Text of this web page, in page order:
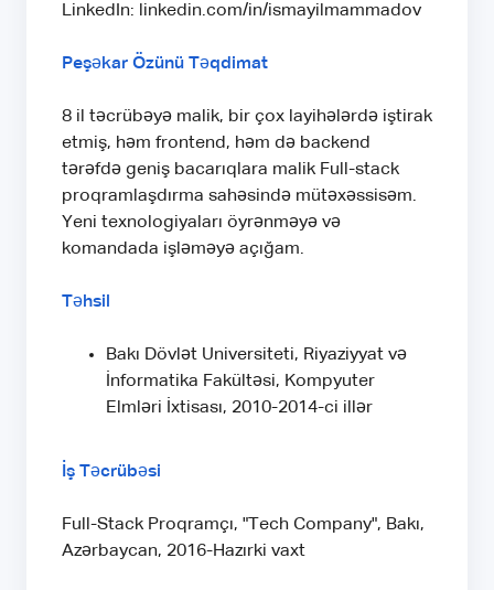
LinkedIn: linkedin.com/in/ismayilmammadov
Peşəkar Özünü Təqdimat
8 il təcrübəyə malik, bir çox layihələrdə iştirak
etmiş, həm frontend, həm də backend
tərəfdə geniş bacarıqlara malik Full-stack
proqramlaşdırma sahəsində mütəxəssisəm.
Yeni texnologiyaları öyrənməyə və
komandada işləməyə açığam.
Təhsil
Bakı Dövlət Universiteti, Riyaziyyat və
İnformatika Fakültəsi, Kompyuter
Elmləri İxtisası, 2010-2014-ci illər
İş Təcrübəsi
Full-Stack Proqramçı, "Tech Company", Bakı,
Azərbaycan, 2016-Hazırki vaxt